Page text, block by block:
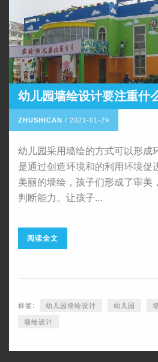
幼儿园墙绘设计要注重什
ZHUSHICAN / 2021-01-29
幼儿园采用墙绘的方式可以形成
是通过创造环境和的利用环境促
美丽的墙绘，孩子们形成了审美
判断能力。让孩子...
阅读全文
标签: 幼儿园墙绘设计 幼儿园
墙绘设计